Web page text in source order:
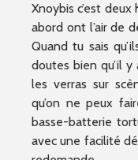
Xnoybis c’est
abord ont l’air de
Quand tu sais
doutes bien qu’il
les verras sur
qu’on ne peux
basse-batterie
avec une facilité